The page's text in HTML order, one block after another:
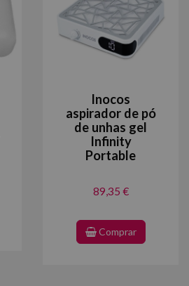
Inocos
aspirador de pó
de unhas gel
Infinity
Portable
89,35 €
Comprar